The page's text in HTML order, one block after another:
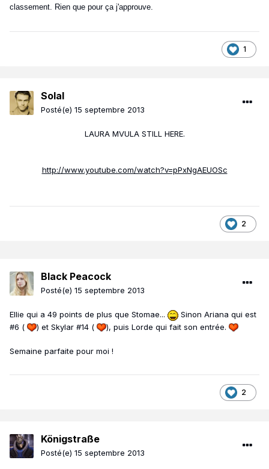
classement. Rien que pour ça j'approuve.
1
Solal
Posté(e) 15 septembre 2013
LAURA MVULA STILL HERE.
http://www.youtube.com/watch?v=pPxNgAEUOSc
2
Black Peacock
Posté(e) 15 septembre 2013
Ellie qui a 49 points de plus que Stomae...
Sinon Ariana qui est
#6 (
) et Skylar #14 ( ), puis Lorde qui fait son entrée.
Semaine parfaite pour moi !
2
Königstraße
Posté(e) 15 septembre 2013